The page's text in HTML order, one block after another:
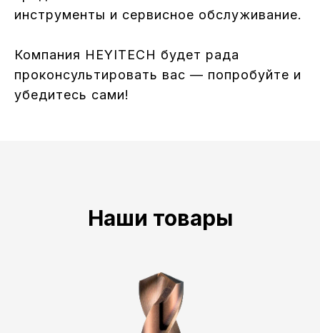
инструменты и сервисное обслуживание.
Компания HEYITECH будет рада
проконсультировать вас — попробуйте и
убедитесь сами!
Наши товары